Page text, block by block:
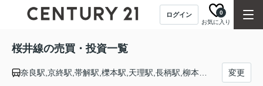
ログイン
お気に入り
0
桜井線の売買・投資一覧
変更